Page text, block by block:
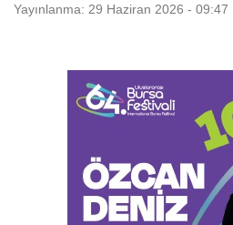
Yayınlanma: 29 Haziran 2026 - 09:47